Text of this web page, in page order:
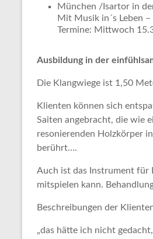
München /Isartor in
Mit Musik in´s Leben
Termine: Mittwoch
Ausbildung in der
Die Klangwiege ist 1,50
Klienten können sich
Saiten angebracht, die wie
resonierenden Holzkörper
berührt….
Auch ist das Instrument für
mitspielen kann.
Beschreibungen der
„das hätte ich nicht